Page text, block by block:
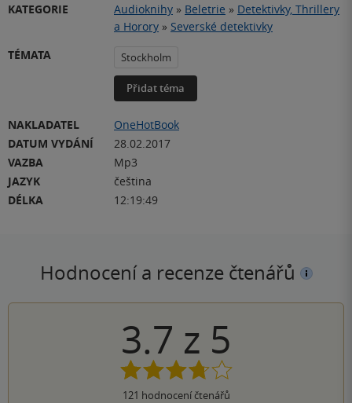
KATEGORIE Audioknihy » Beletrie » Detektivky, Thrillery
a Horory » Severské detektivky
TÉMATA
Stockholm
Přidat téma
NAKLADATEL
OneHotBook
DATUM VYDÁNÍ
28.02.2017
VAZBA
Mp3
JAZYK
čeština
DÉLKA
12:19:49
Hodnocení a recenze čtenářů
3.7 z 5
121 hodnocení čtenářů